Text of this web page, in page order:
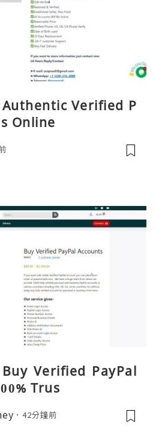
Verified P
Online
Verified PayPal
Trus
42分鐘前